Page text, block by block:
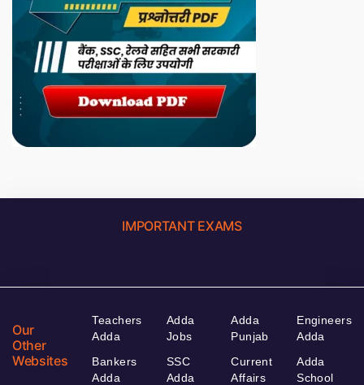
IMPORTANT EXAMS
Our
Other
Websites
Teachers
Adda
Bankers
Adda
Adda
Jobs
SSC
Adda
Adda
Punjab
Current
Affairs
Engineers
Adda
Adda
School